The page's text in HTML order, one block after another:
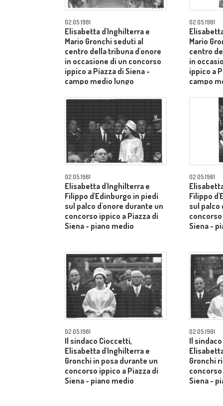
02.05.1961
Elisabetta d'Inghilterra e
Mario Gronchi seduti al
centro della tribuna d'onore
in occasione di un concorso
ippico a Piazza di Siena -
campo medio lungo
02.05.1961
Mario
centro
in
ippico a
campo
02.05.1961
Elisabetta d'Inghilterra e
Filippo d'Edinburgo in piedi
sul palco d'onore durante un
concorso ippico a Piazza di
Siena - piano medio
02.05.1961
Filippo
sul palco
Siena -
02.05.1961
Il sindaco Cioccetti,
Elisabetta d'Inghilterra e
Gronchi in posa durante un
concorso ippico a Piazza di
Siena - piano medio
02.05.1961
Il
Gronchi
Siena -